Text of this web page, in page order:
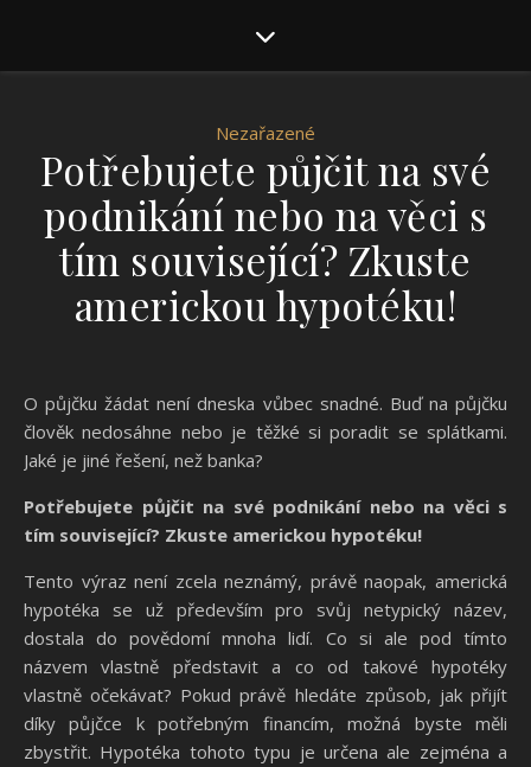
Nezařazené
Potřebujete půjčit na své
podnikání nebo na věci s
tím související? Zkuste
americkou hypotéku!
O půjčku žádat není dneska vůbec snadné. Buď na půjčku
člověk nedosáhne nebo je těžké si poradit se splátkami.
Jaké je jiné řešení, než banka?
Potřebujete půjčit na své podnikání nebo na věci s
tím související? Zkuste americkou hypotéku!
Tento výraz není zcela neznámý, právě naopak, americká
hypotéka se už především pro svůj netypický název,
dostala do povědomí mnoha lidí. Co si ale pod tímto
názvem vlastně představit a co od takové hypotéky
vlastně očekávat? Pokud právě hledáte způsob, jak přijít
díky půjčce k potřebným financím, možná byste měli
zbystřit. Hypotéka tohoto typu je určena ale zejména a